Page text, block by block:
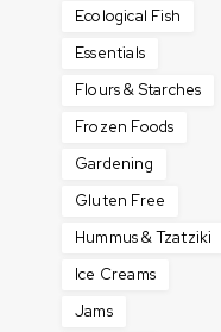
Ecological Fish
Essentials
Flours & Starches
Frozen Foods
Gardening
Gluten Free
Hummus & Tzatziki
Ice Creams
Jams